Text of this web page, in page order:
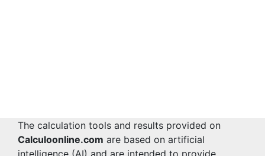
The calculation tools and results provided on
Calculoonline.com are based on artificial